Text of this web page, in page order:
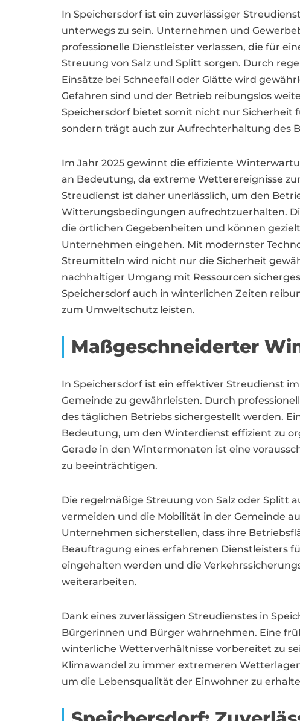
In Speichersdorf ist ein zuverlässiger
unterwegs zu sein. Unternehmen und
professionelle Dienstleister verlassen, die für
Streuung von Salz und Splitt sorgen. Durch
Einsätze bei Schneefall oder Glätte wird
Gefahren sind und der Betrieb reibungslos
Speichersdorf bietet somit nicht nur Sicherheit
sondern trägt auch zur Aufrechterhaltung des
Im Jahr 2025 gewinnt die effiziente
an Bedeutung, da extreme Wetterereignisse
Streudienst ist daher unerlässlich, um den
Witterungsbedingungen aufrechtzuerhalten.
die örtlichen Gegebenheiten und können
Unternehmen eingehen. Mit modernster
Streumitteln wird nicht nur die Sicherheit
nachhaltiger Umgang mit Ressourcen
Speichersdorf auch in winterlichen Zeiten
zum Umweltschutz leisten.
Maßgeschneiderter
In Speichersdorf ist ein effektiver Streudienst
Gemeinde zu gewährleisten. Durch
des täglichen Betriebs sichergestellt werden.
Bedeutung, um den Winterdienst effizient zu
Gerade in den Wintermonaten ist eine
zu beeinträchtigen.
Die regelmäßige Streuung von Salz oder Splitt
vermeiden und die Mobilität in der Gemeinde
Unternehmen sicherstellen, dass ihre
Beauftragung eines erfahrenen Dienstleisters
eingehalten werden und die
weiterarbeiten.
Dank eines zuverlässigen Streudienstes in
Bürgerinnen und Bürger wahrnehmen. Eine
winterliche Wetterverhältnisse vorbereitet zu
Klimawandel zu immer extremeren
um die Lebensqualität der Einwohner zu